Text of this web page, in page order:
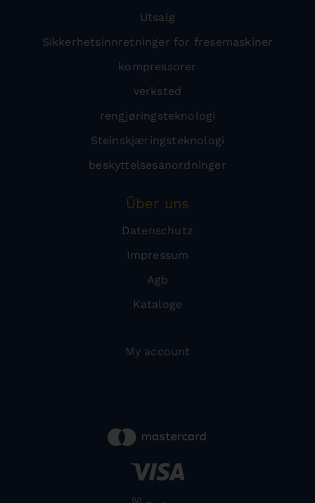
Utsalg
Sikkerhetsinnretninger for fresemaskiner
kompressorer
verksted
rengjøringsteknologi
Steinskjæringsteknologi
beskyttelsesanordninger
Über uns
Datenschutz
Impressum
Agb
Kataloge
My account